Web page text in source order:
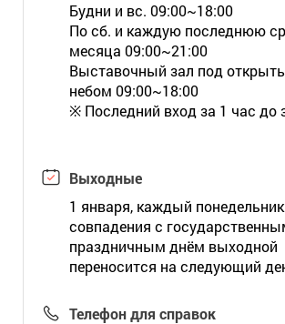
Будни и вс. 09:00~18:00
По сб. и каждую последнюю
месяца 09:00~21:00
Выставочный зал под
небом 09:00~18:00
※ Последний вход за 1 час до
Выходные
1 января, каждый
совпадения с
праздничным днём выходной
переносится на следующий
Телефон для справок